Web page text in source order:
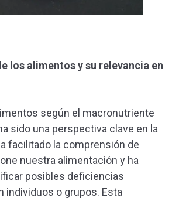
los alimentos y su relevancia en
según el macronutriente
sido una perspectiva clave en la
facilitado la comprensión de
nuestra alimentación y ha
posibles deficiencias
individuos o grupos. Esta